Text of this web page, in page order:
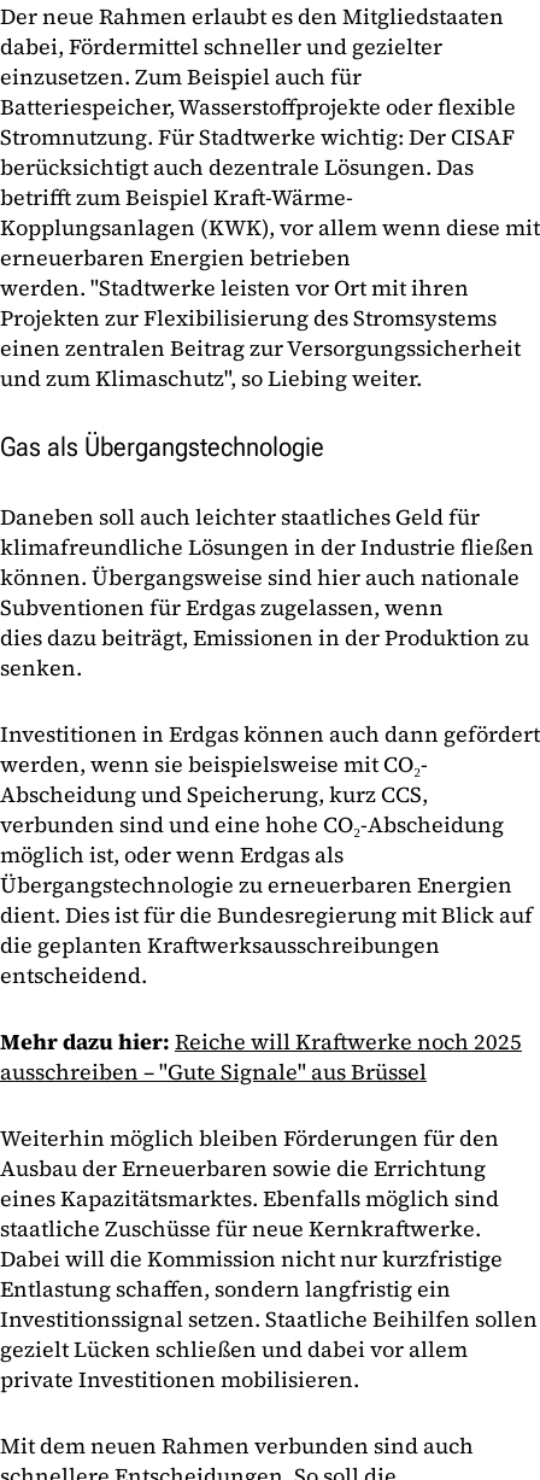
Der neue Rahmen erlaubt es den Mitgliedstaaten
dabei, Fördermittel schneller und gezielter
einzusetzen. Zum Beispiel auch für
Batteriespeicher, Wasserstoffprojekte oder flexible
Stromnutzung. Für Stadtwerke wichtig: Der CISAF
berücksichtigt auch dezentrale Lösungen. Das
betrifft zum Beispiel Kraft-Wärme-
Kopplungsanlagen (KWK), vor allem wenn diese mit
erneuerbaren Energien betrieben
werden. "Stadtwerke leisten vor Ort mit ihren
Projekten zur Flexibilisierung des Stromsystems
einen zentralen Beitrag zur Versorgungssicherheit
und zum Klimaschutz", so Liebing weiter.
Gas als Übergangstechnologie
Daneben soll auch leichter staatliches Geld für
klimafreundliche Lösungen in der Industrie fließen
können. Übergangsweise sind hier auch nationale
Subventionen für Erdgas zugelassen, wenn
diesdazu beiträgt, Emissionen in der Produktion zu
senken.
Investitionen in Erdgas können auch dann gefördert
werden, wenn sie beispielsweise mit CO₂-
Abscheidung und Speicherung, kurz CCS,
verbunden sind und eine hohe CO₂-Abscheidung
möglich ist, oder wenn Erdgas als
Übergangstechnologie zu erneuerbaren Energien
dient. Dies ist für die Bundesregierung mit Blick auf
die geplanten Kraftwerksausschreibungen
entscheidend.
Mehr dazu hier: Reiche will Kraftwerke noch 2025
ausschreiben – "Gute Signale" aus Brüssel
Weiterhin möglich bleiben Förderungen für den
Ausbau der Erneuerbaren sowie die Errichtung
eines Kapazitätsmarktes. Ebenfalls möglich sind
staatliche Zuschüsse für neue Kernkraftwerke.
Dabei will die Kommission nicht nur kurzfristige
Entlastung schaffen, sondern langfristig ein
Investitionssignal setzen. Staatliche Beihilfen sollen
gezielt Lücken schließen und dabei vor allem
private Investitionen mobilisieren.
Mit dem neuen Rahmen verbunden sind auch